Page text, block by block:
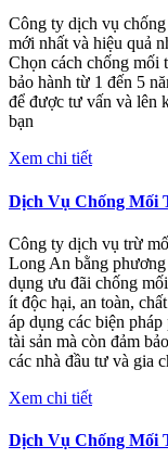
Công ty dịch vụ
mới nhất và hiệu quả
Chọn cách chống mối
bảo hành từ 1 đến 5
để được tư vấn và lên
bạn
Xem chi tiết
Dịch Vụ Chống Mối
Công ty dịch vụ trừ
Long An bằng
dụng ưu đãi chống
ít độc hại, an toàn,
áp dụng các biện
tài sản mà còn đảm
các nhà đầu tư và gia
Xem chi tiết
Dịch Vụ Chống Mối